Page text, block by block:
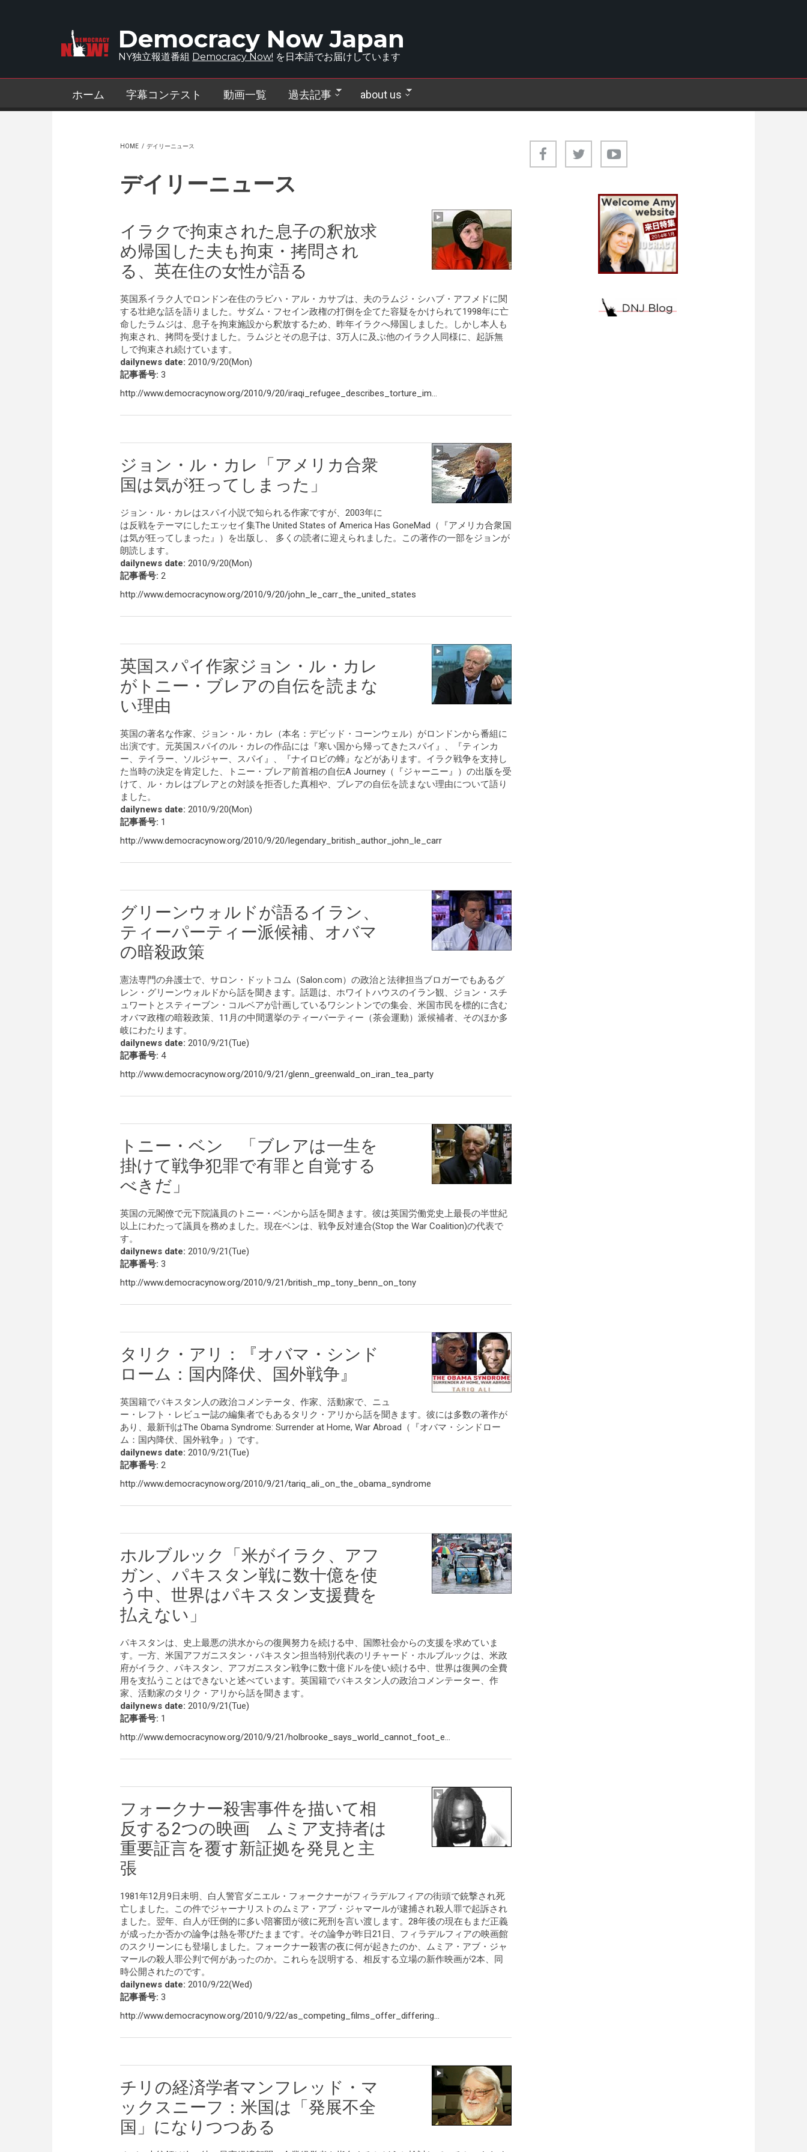
Democracy Now Japan
NY独立報道番組 Democracy Now! を日本語でお届けしています
ホーム 字幕コンテスト 動画一覧 過去記事 about us
HOME / デイリーニュース
デイリーニュース
イラクで拘束された息子の釈放求
め帰国した夫も拘束・拷問され
る、英在住の女性が語る
英国系イラク人でロンドン在住のラビハ・アル・カサブは、夫のラムジ・シハブ・アフメドに関
する壮絶な話を語りました。サダム・フセイン政権の打倒を企てた容疑をかけられて1998年に亡
命したラムジは、息子を拘束施設から釈放するため、昨年イラクへ帰国しました。しかし本人も
拘束され、拷問を受けました。ラムジとその息子は、3万人に及ぶ他のイラク人同様に、起訴無
しで拘束され続けています。
dailynews date: 2010/9/20(Mon)
記事番号: 3
http://www.democracynow.org/2010/9/20/iraqi_refugee_describes_torture_im...
ジョン・ル・カレ「アメリカ合衆
国は気が狂ってしまった」
ジョン・ル・カレはスパイ小説で知られる作家ですが、2003年に
は反戦をテーマにしたエッセイ集The United States of America Has GoneMad（『アメリカ合衆国
は気が狂ってしまった』）を出版し、 多くの読者に迎えられました。この著作の一部をジョンが
朗読します。
dailynews date: 2010/9/20(Mon)
記事番号: 2
http://www.democracynow.org/2010/9/20/john_le_carr_the_united_states
英国スパイ作家ジョン・ル・カレ
がトニー・ブレアの自伝を読まな
い理由
英国の著名な作家、ジョン・ル・カレ（本名：デビッド・コーンウェル）がロンドンから番組に
出演です。元英国スパイのル・カレの作品には『寒い国から帰ってきたスパイ』、『ティンカ
ー、テイラー、ソルジャー、スパイ』、『ナイロビの蜂』などがあります。イラク戦争を支持し
た当時の決定を肯定した、トニー・ブレア前首相の自伝A Journey（『ジャーニー』）の出版を受
けて、ル・カレはブレアとの対談を拒否した真相や、ブレアの自伝を読まない理由について語り
ました。
dailynews date: 2010/9/20(Mon)
記事番号: 1
http://www.democracynow.org/2010/9/20/legendary_british_author_john_le_carr
グリーンウォルドが語るイラン、
ティーパーティー派候補、オバマ
の暗殺政策
憲法専門の弁護士で、サロン・ドットコム（Salon.com）の政治と法律担当ブロガーでもあるグ
レン・グリーンウォルドから話を聞きます。話題は、ホワイトハウスのイラン観、ジョン・スチ
ュワートとスティーブン・コルベアが計画しているワシントンでの集会、米国市民を標的に含む
オバマ政権の暗殺政策、11月の中間選挙のティーパーティー（茶会運動）派候補者、そのほか多
岐にわたります。
dailynews date: 2010/9/21(Tue)
記事番号: 4
http://www.democracynow.org/2010/9/21/glenn_greenwald_on_iran_tea_party
トニー・ベン 「ブレアは一生を
掛けて戦争犯罪で有罪と自覚する
べきだ」
英国の元閣僚で元下院議員のトニー・ベンから話を聞きます。彼は英国労働党史上最長の半世紀
以上にわたって議員を務めました。現在ベンは、戦争反対連合(Stop the War Coalition)の代表で
す。
dailynews date: 2010/9/21(Tue)
記事番号: 3
http://www.democracynow.org/2010/9/21/british_mp_tony_benn_on_tony
タリク・アリ：『オバマ・シンド
ローム：国内降伏、国外戦争』
英国籍でパキスタン人の政治コメンテータ、作家、活動家で、ニュ
ー・レフト・レビュー誌の編集者でもあるタリク・アリから話を聞きます。彼には多数の著作が
あり、最新刊はThe Obama Syndrome: Surrender at Home, War Abroad（『オバマ・シンドロー
ム：国内降伏、国外戦争』）です。
dailynews date: 2010/9/21(Tue)
記事番号: 2
http://www.democracynow.org/2010/9/21/tariq_ali_on_the_obama_syndrome
ホルブルック「米がイラク、アフ
ガン、パキスタン戦に数十億を使
う中、世界はパキスタン支援費を
払えない」
パキスタンは、史上最悪の洪水からの復興努力を続ける中、国際社会からの支援を求めていま
す。一方、米国アフガニスタン・パキスタン担当特別代表のリチャード・ホルブルックは、米政
府がイラク、パキスタン、アフガニスタン戦争に数十億ドルを使い続ける中、世界は復興の全費
用を支払うことはできないと述べています。英国籍でパキスタン人の政治コメンテーター、作
家、活動家のタリク・アリから話を聞きます。
dailynews date: 2010/9/21(Tue)
記事番号: 1
http://www.democracynow.org/2010/9/21/holbrooke_says_world_cannot_foot_e...
フォークナー殺害事件を描いて相
反する2つの映画 ムミア支持者は
重要証言を覆す新証拠を発見と主
張
1981年12月9日未明、白人警官ダニエル・フォークナーがフィラデルフィアの街頭で銃撃され死
亡しました。この件でジャーナリストのムミア・アブ・ジャマールが逮捕され殺人罪で起訴され
ました。翌年、白人が圧倒的に多い陪審団が彼に死刑を言い渡します。28年後の現在もまだ正義
が成ったか否かの論争は熱を帯びたままです。その論争が昨日21日、フィラデルフィアの映画館
のスクリーンにも登場しました。フォークナー殺害の夜に何が起きたのか、ムミア・アブ・ジャ
マールの殺人罪公判で何があったのか。これらを説明する、相反する立場の新作映画が2本、同
時公開されたのです。
dailynews date: 2010/9/22(Wed)
記事番号: 3
http://www.democracynow.org/2010/9/22/as_competing_films_offer_differing...
チリの経済学者マンフレッド・マ
ックスニーフ：米国は「発展不全
国」になりつつある